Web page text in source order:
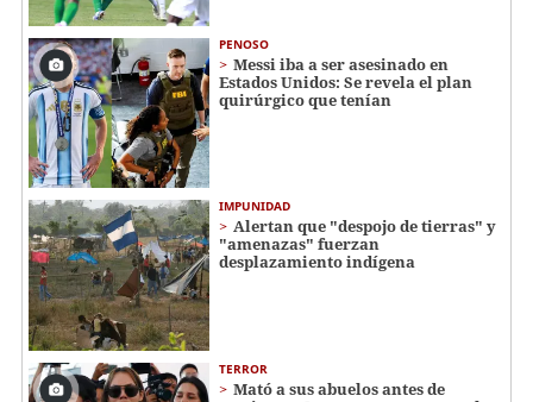
PENOSO
Messi iba a ser asesinado en
Estados Unidos: Se revela el plan
quirúrgico que tenían
IMPUNIDAD
Alertan que "despojo de tierras" y
"amenazas" fuerzan
desplazamiento indígena
TERROR
Mató a sus abuelos antes de